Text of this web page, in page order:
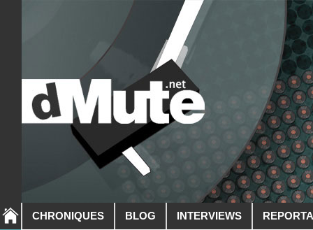
CHRONIQUES BLOG INTERVIEWS